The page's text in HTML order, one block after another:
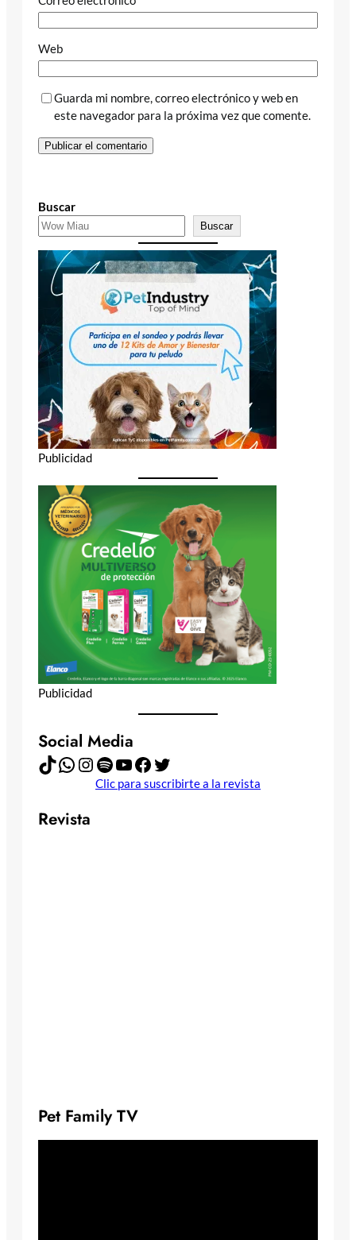
Web
Guarda mi nombre, correo electrónico y web en
este navegador para la próxima vez que comente.
Buscar
Buscar
Publicidad
Publicidad
Social Media
TikTok WhatsApp Instagram Spotify YouTube Facebook Twitter
Clic para suscribirte a la revista
Revista
Pet Family TV